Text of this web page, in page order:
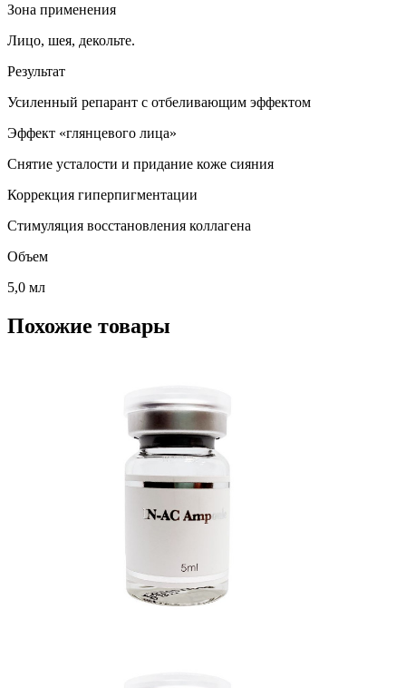
Зона применения
Лицо, шея, декольте.
Результат
Усиленный репарант с отбеливающим эффектом
Эффект «глянцевого лица»
Снятие усталости и придание коже сияния
Коррекция гиперпигментации
Стимуляция восстановления коллагена
Объем
5,0 мл
Похожие товары